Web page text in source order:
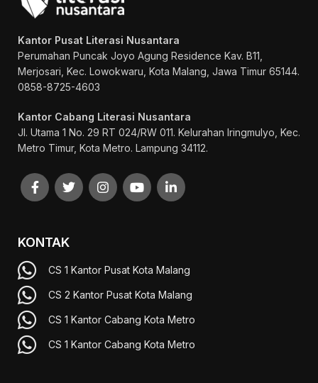
Kantor Pusat Literasi Nusantara
Perumahan Puncak Joyo Agung Residence Kav. B11,
Merjosari, Kec. Lowokwaru, Kota Malang, Jawa Timur 65144.
0858-8725-4603
Kantor Cabang Literasi Nusantara
Jl. Utama 1 No. 29 RT 024/RW 011. Kelurahan Iringmulyo, Kec.
Metro Timur, Kota Metro. Lampung 34112.
KONTAK
CS 1 Kantor Pusat Kota Malang
CS 2 Kantor Pusat Kota Malang
CS 1 Kantor Cabang Kota Metro
CS 1 Kantor Cabang Kota Metro